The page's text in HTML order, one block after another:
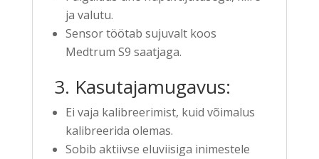
ja valutu.
Sensor töötab sujuvalt koos
Medtrum S9 saatjaga.
3. Kasutajamugavus:
Ei vaja kalibreerimist, kuid võimalus
kalibreerida olemas.
Sobib aktiivse eluviisiga inimestele